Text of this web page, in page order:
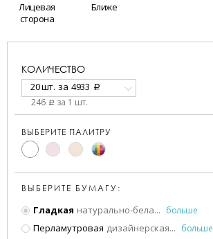
Лицевая
сторона
Ближе
КОЛИЧЕСТВО
20 шт. за 4933 a
246 a за 1 шт.
ВЫБЕРИТЕ ПАЛИТРУ
ВЫБЕРИТЕ БУМАГУ:
Гладкая натурально-бела... больше
Перламутровая дизайнерская... больше